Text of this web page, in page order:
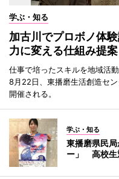
学ぶ・知る
加古川でプロボノ体
力に変える仕組み提案
仕事で培ったスキルを地域活
8月22日、東播磨生活創造セ
開催される。
学ぶ・知る
東播磨県民
ー」 高校生